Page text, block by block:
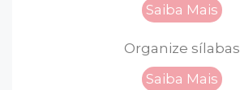
Saiba Mais
Organize sílabas
Saiba Mais